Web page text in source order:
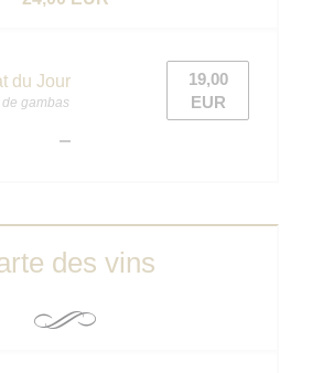
du Jour
de gambas
19,00
EUR
des vins